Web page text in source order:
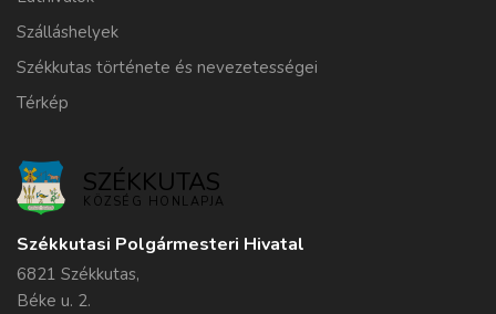
Szálláshelyek
Székkutas története és nevezetességei
Térkép
SZÉKKUTAS
KÖZSÉG HONLAPJA
Székkutasi Polgármesteri Hivatal
6821 Székkutas,
Béke u. 2.